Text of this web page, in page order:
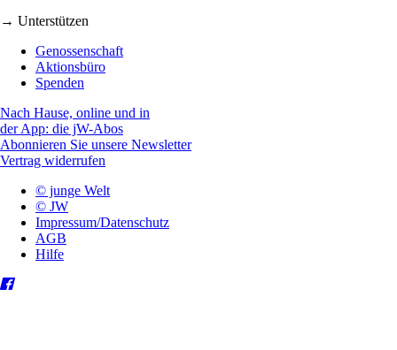
→ Unterstützen
Genossenschaft
Aktionsbüro
Spenden
Nach Hause, online und in
der App: die jW-Abos
Abonnieren Sie unsere Newsletter
Vertrag widerrufen
© junge Welt
© JW
Impressum/Datenschutz
AGB
Hilfe